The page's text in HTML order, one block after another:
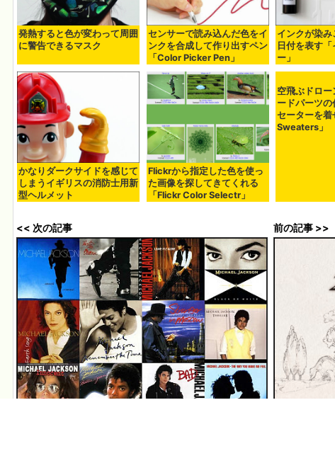
発熱すると色が変わって周囲
に警告できるマスク
センサーで読み込んだ色をイ
ンクを合成して作り出すペン
「Color Picker Pen」
インクが染
日付を表す
ー」
かなりダークサイドを感じて
しまうイギリスの消防士用新
型ヘルメット
Flickrから指定した色を使っ
た画像を探してきてくれる
「Flickr Color Selectr」
<< 次の記事 前の記事 >>